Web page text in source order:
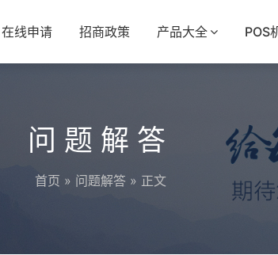
在线申请 招商政策 产品大全 POS
问题解答
首页 » 问题解答 » 正文